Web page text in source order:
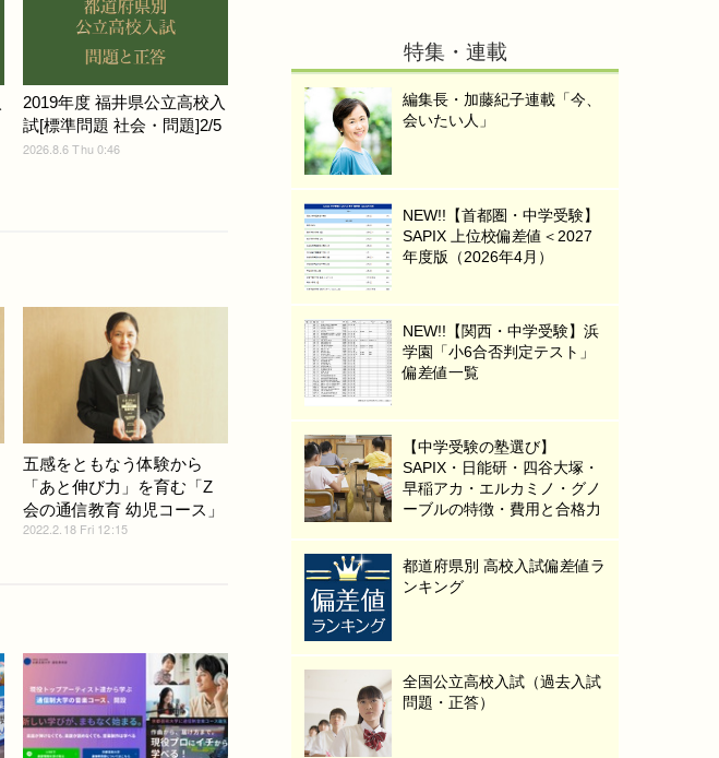
2019年度 福井県公立高校入
試[標準問題 社会・問題]2/5
2026.8.6 Thu 0:46
五感をともなう体験から
「あと伸び力」を育む「Z
会の通信教育 幼児コース」
2022.2.18 Fri 12:15
特集・連載
編集長・加藤紀子連載「今、
会いたい人」
NEW!!【首都圏・中学受験】
SAPIX 上位校偏差値＜2027
年度版（2026年4月）
NEW!!【関西・中学受験】浜
学園「小6合否判定テスト」
偏差値一覧
【中学受験の塾選び】
SAPIX・日能研・四谷大塚・
早稲アカ・エルカミノ・グノ
ーブルの特徴・費用と合格力
都道府県別 高校入試偏差値ラ
ンキング
全国公立高校入試（過去入試
問題・正答）